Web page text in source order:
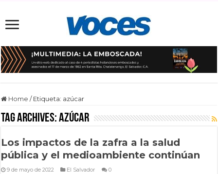
Home / Etiqueta: azúcar
Tag Archives:azúcar
Los impactos de la zafra a la salud
pública y el medioambiente continúan
9 de mayo de 2022 El Salvador 0